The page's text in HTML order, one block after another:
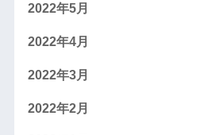
2022年5月
2022年4月
2022年3月
2022年2月